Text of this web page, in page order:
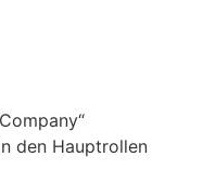
den Hauptrollen